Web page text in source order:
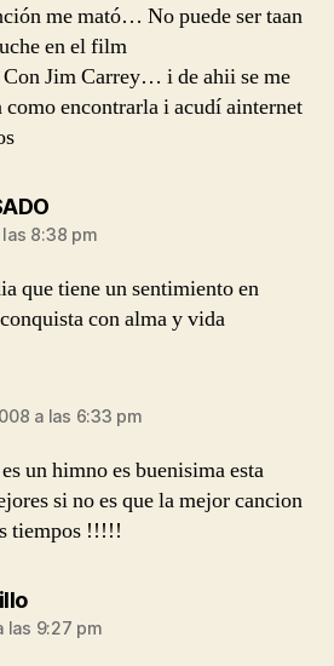
me mató… No puede ser taan
en el film
Jim Carrey… i de ahii se me
como encontrarla i acudí ainternet
dice:
8:38 pm
que tiene un sentimiento en
con alma y vida
a las 6:33 pm
un himno es buenisima esta
si no es que la mejor cancion
tiempos !!!!!
dice:
las 9:27 pm